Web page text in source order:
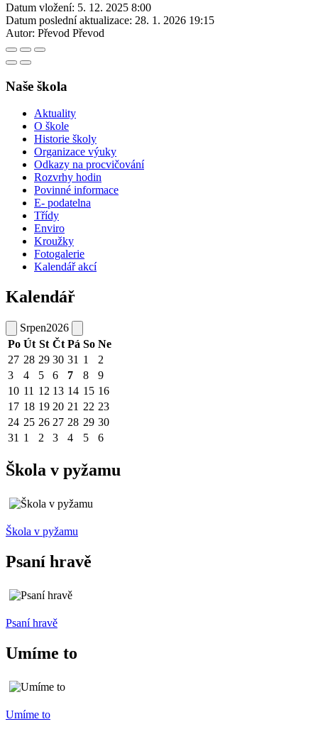
Datum vložení: 5. 12. 2025 8:00
Datum poslední aktualizace: 28. 1. 2026 19:15
Autor: Převod Převod
Naše škola
Aktuality
O škole
Historie školy
Organizace výuky
Odkazy na procvičování
Rozvrhy hodin
Povinné informace
E- podatelna
Třídy
Enviro
Kroužky
Fotogalerie
Kalendář akcí
Kalendář
Srpen2026
Po Út St Čt Pá So Ne
27 28 29 30 31 1
2
3
4 5 6 7 8
9
10 11 12 13 14 15 16
17 18 19 20 21 22 23
24 25 26 27 28 29 30
31 1 2 3 4 5 6
Škola v pyžamu
Škola v pyžamu
Psaní hravě
Psaní hravě
Umíme to
Umíme to